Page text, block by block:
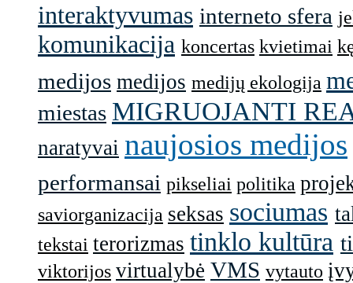
interaktyvumas interneto sfera
komunikacija koncertas kvietimai
medijos medijos medijų ekologija
miestas MIGRUOJANTI
naratyvai naujosios medijos
performansai pikseliai politika
saviorganizacija seksas sociumas
tekstai terorizmas tinklo kultūra
viktorijos virtualybė VMS vytauto